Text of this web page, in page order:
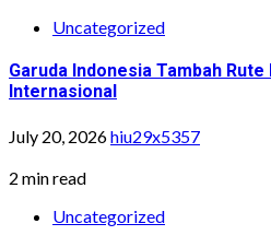
Uncategorized
Garuda Indonesia Tambah
Internasional
July 20, 2026hiu29x5357
2 min read
Uncategorized